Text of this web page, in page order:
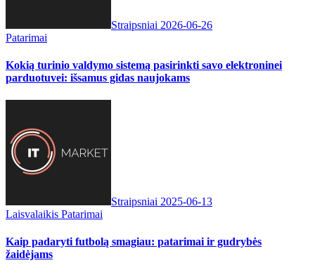
Straipsniai 2026-06-26
Patarimai
Kokią turinio valdymo sistemą pasirinkti savo elektroninei
parduotuvei: išsamus gidas naujokams
Straipsniai 2025-06-13
Laisvalaikis Patarimai
Kaip padaryti futbolą smagiau: patarimai ir gudrybės
žaidėjams